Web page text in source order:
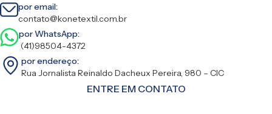
por email:
contato@konetextil.com.br
por WhatsApp:
(41)98504-4372
por endereço:
Rua Jornalista Reinaldo Dacheux Pereira, 980 – CIC
ENTRE EM CONTATO